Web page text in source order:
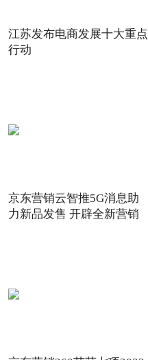
江苏发布电商发展十大重点
行动
京东营销云智推5G消息助
力新品发售 开辟全新营销